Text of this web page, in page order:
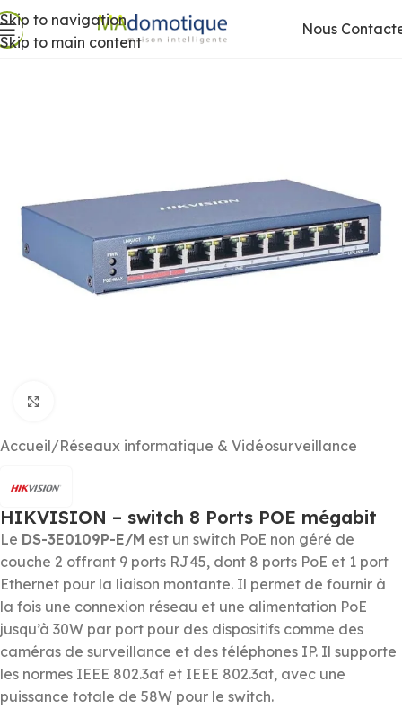
Skip to navigation
Skip to main content
Nous
Accueil/Réseaux informatique & Vidéosurveillance
HIKVISION – switch 8 Ports POE mégabit
Le DS-3E0109P-E/M est un switch PoE non géré de
couche 2 offrant 9 ports RJ45, dont 8 ports PoE et 1 port
Ethernet pour la liaison montante. Il permet de fournir à
la fois une connexion réseau et une alimentation PoE
jusqu’à 30W par port pour des dispositifs comme des
caméras de surveillance et des téléphones IP. Il supporte
les normes IEEE 802.3af et IEEE 802.3at, avec une
puissance totale de 58W pour le switch.